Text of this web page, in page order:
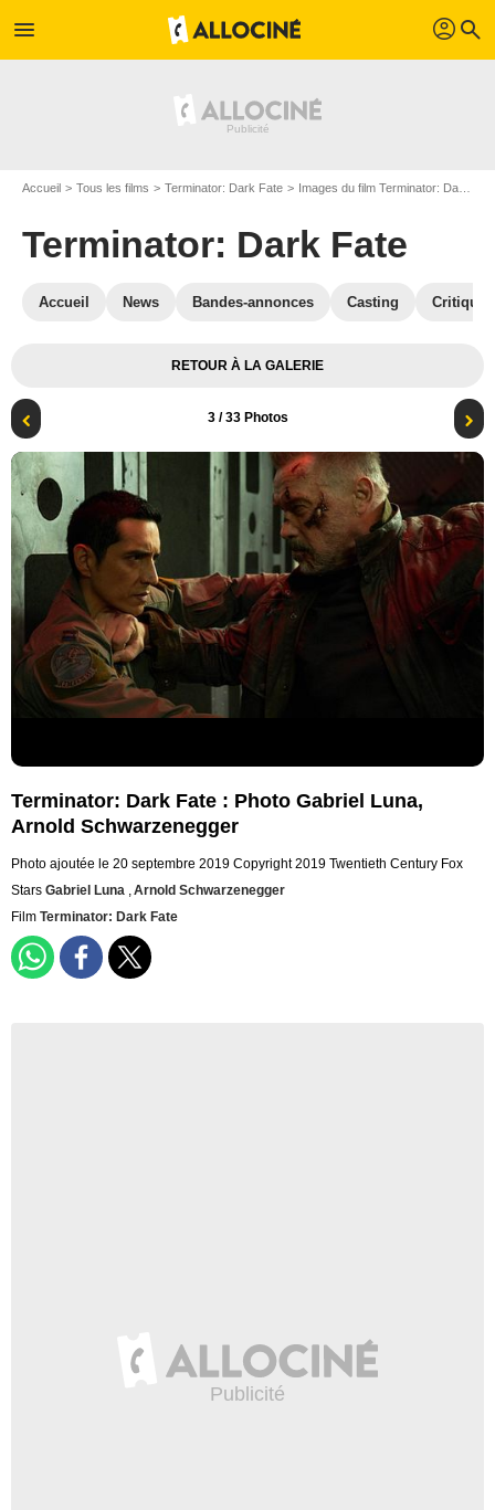
menu profil search
Accueil Tous les films Terminator: Dark Fate Images du film Terminator: Dark Fate
Terminator: Dark Fate
Accueil News Bandes-annonces Casting
RETOUR À LA GALERIE
3/ 33 Photos
Terminator: Dark Fate : Photo Gabriel Luna,
Arnold Schwarzenegger
Photo ajoutée le 20 septembre 2019 Copyright 2019 Twentieth Century Fox
Stars Gabriel Luna ,Arnold Schwarzenegger
Film Terminator: Dark Fate